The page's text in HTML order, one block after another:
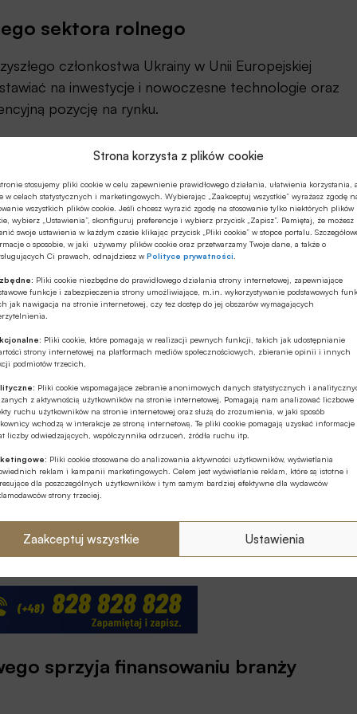
Strona korzysta z plików cookie
stosujemy pliki cookie w celu zapewnienie prawidłowego działania, ułatwienia korzystania, a
w celach statystycznych i marketingowych. Wybierając „Zaakceptuj wszystkie” wyrażasz zgodę
wszystkich plików cookie. Jeśli chcesz wyrazić zgodę na stosowanie tylko niektórych plików
wybierz „Ustawienia”, skonfiguruj preferencje i wybierz przycisk „Zapisz”. Pamiętaj, że możesz
swoje ustawienia w każdym czasie klikając przycisk „Pliki cookie” w stopce portalu.
o sposobie, w jaki używamy plików cookie oraz przetwarzamy Twoje dane, a także o
Ci prawach, odnajdziesz wPolityce prywatności
Pliki cookie niezbędne do prawidłowego działania strony internetowej, zapewniające
funkcje i zabezpieczenia strony umożliwiające, m.in. wykorzystywanie podstawowych
jak nawigacja na stronie internetowej, czy tez dostęp do jej obszarów wymagających
Pliki cookie, które pomagają w realizacji pewnych funkcji, takich jak udostępnianie
strony internetowej na platformach mediów społecznościowych, zbieranie opinii i innych
podmiotów trzecich.
Pliki cookie wspomagające zebranie anonimowych danych statystycznych i
z aktywnością użytkowników na stronie internetowej. Pomagają nam analizować liczbowe
ruchu użytkowników na stronie internetowej oraz służą do zrozumienia, w jaki sposób
wchodzą w interakcje ze stroną internetową. Te pliki cookie pomagają uzyskać informacje
liczby odwiedzających, współczynnika odrzuceń, źródła ruchu itp.
Pliki cookie stosowane do analizowania aktywności użytkowników, wyświetlania
reklam i kampanii marketingowych. Celem jest wyświetlanie reklam, które są istotne i
dla poszczególnych użytkowników i tym samym bardziej efektywne dla wydawców
strony trzeciej.
Zaakceptuj wszystkie Ustawienia
sektora rolnego
członkostwa Ukrainy w Unii Europejskiej
na inwestycje i nowoczesne technologie oraz
pozycję na rynku.
które stanowią ogromne wyzwanie dotykające
żywności wedle oficjalnych danych
cieplarnianych, dlatego stoi przed
Białek.
nakładająca obowiązek raportowania emisji
się do redukcji emisji.
branży rolnej, wspierając inwestycje w
czy nowoczesne systemy nawadniania. Naszą
warunkach dla projektów spełniających kryteria
gdyż intensywna gospodarka rolna
do retencji wody, co nabiera znaczenie w
i sektora spożywczego, chcemy pomóc im
Białek. Wspomniał też o współpracy z
w proces modernizacji polskiej branży agro.
Polskich rozmawiają o finansowaniu agrobiznesu
sprzyja finansowaniu branży